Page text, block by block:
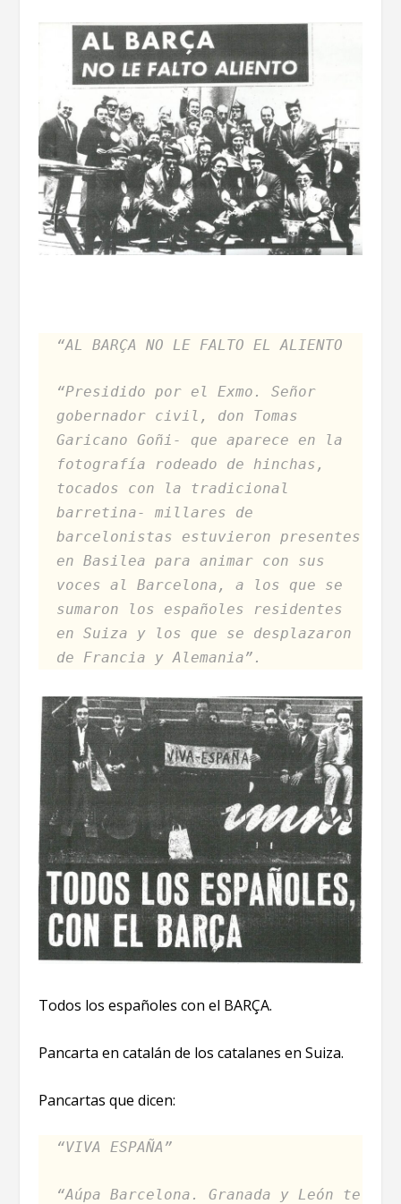
“AL BARÇA NO LE FALTO EL ALIENTO
“Presidido por el Exmo. Señor
gobernador civil, don Tomas
Garicano Goñi- que aparece en la
fotografía rodeado de hinchas,
tocados con la tradicional
barretina- millares de
barcelonistas estuvieron presentes
en Basilea para animar con sus
voces al Barcelona, a los que se
sumaron los españoles residentes
en Suiza y los que se desplazaron
de Francia y Alemania”.
Todos los españoles con el BARÇA.
Pancarta en catalán de los catalanes en Suiza.
Pancartas que dicen:
“VIVA ESPAÑA”
“Aúpa Barcelona. Granada y León te